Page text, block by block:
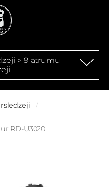
> 9 ātrumu
RD-U3020